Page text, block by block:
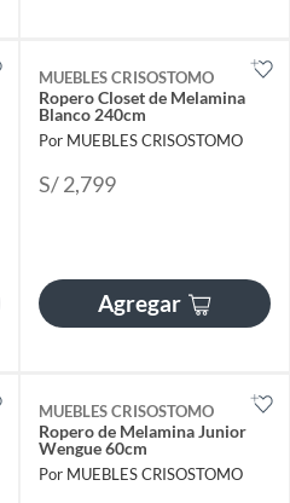
MUEBLES CRISOSTOMO
Ropero Closet de Melamina
Blanco 240cm
Por MUEBLES CRISOSTOMO
S/ 2,799
Agregar
MUEBLES CRISOSTOMO
Ropero de Melamina Junior
Wengue 60cm
Por MUEBLES CRISOSTOMO